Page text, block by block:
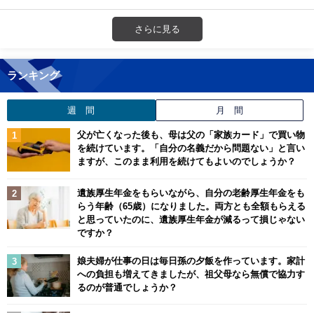
さらに見る
ランキング
週 間 月 間
父が亡くなった後も、母は父の「家族カード」で買い物
を続けています。「自分の名義だから問題ない」と言い
ますが、このまま利用を続けてもよいのでしょうか？
遺族厚生年金をもらいながら、自分の老齢厚生年金をも
らう年齢（65歳）になりました。両方とも全額もらえる
と思っていたのに、遺族厚生年金が減るって損じゃない
ですか？
娘夫婦が仕事の日は毎日孫の夕飯を作っています。家計
への負担も増えてきましたが、祖父母なら無償で協力す
るのが普通でしょうか？